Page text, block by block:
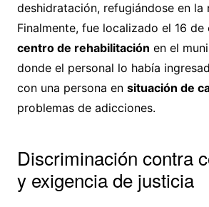
deshidratación, refugiándose en la
Finalmente, fue localizado el 16 de
centro de rehabilitación en el
donde el personal lo había
con una persona en situación de
problemas de adicciones.
Discriminación contra
y exigencia de justicia